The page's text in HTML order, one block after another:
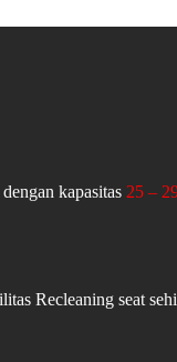
kapasitas 25 –
Recleaning seat